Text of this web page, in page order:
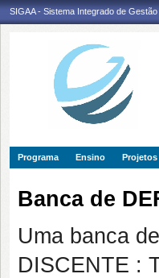
SIGAA - Sistema Integrado de
Programa Ensino Projetos
Banca de
Uma banca
DISCENTE :